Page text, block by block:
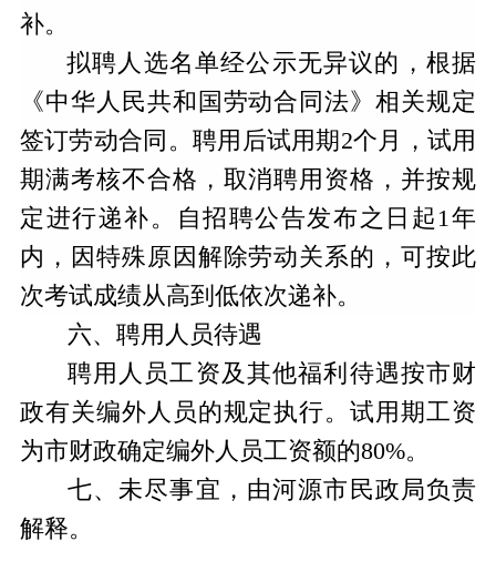
补。
拟聘人选名单经公示无异议的，根据
《中华人民共和国劳动合同法》相关规定
签订劳动合同。聘用后试用期 2个月，试用
期满考核不合格，取消聘用资格，并按规
定进行递补。自招聘公告发布之日起1年
内，因特殊原因解除劳动关系的，可按此
次考试成绩从高到低依次递补。
六、聘用人员待遇
聘用人员工资及其他福利待遇按市财
政有关编外人员的规定执行。试用期工资
为市财政确定编外人员工资额的80%。
七、未尽事宜，由河源市民政局负责
解释。